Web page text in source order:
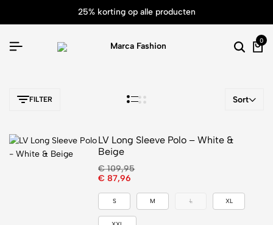
25% korting op alle producten
0
FILTER Sort
LV Long Sleeve Polo – White &
Beige
€109,95
€ 87,96
S M L XL